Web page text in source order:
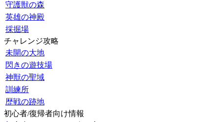
守護獣の森
英雄の神殿
採掘場
チャレンジ攻略
未開の大地
閃きの遊技場
神獣の聖域
訓練所
歴戦の跡地
初心者/復帰者向け情報